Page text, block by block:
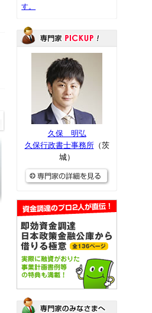
す。
久保 明弘
久保行政書士事務所（茨
城）